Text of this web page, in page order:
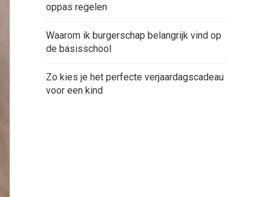
oppas regelen
Waarom ik burgerschap belangrijk vind op
de basisschool
Zo kies je het perfecte verjaardagscadeau
voor een kind